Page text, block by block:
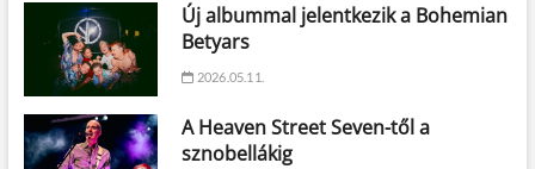
Új albummal jelentkezik a Bohemian
Betyars
2026.05.11.
A Heaven Street Seven-től a
sznobellákig